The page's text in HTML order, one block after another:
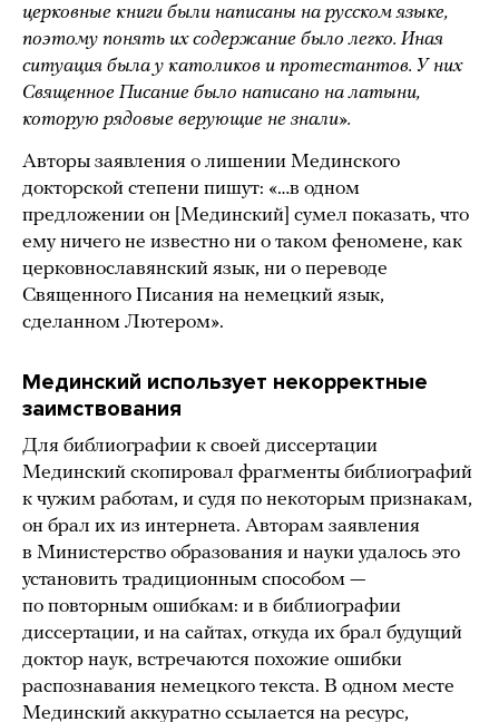
церковные книги были написаны на русском языке,
поэтому понять их содержание было легко. Иная
ситуация была у католиков и протестантов. У них
Священное Писание было написано на латыни,
которую рядовые верующие не знали».
Авторы заявления о лишении Мединского
докторской степени пишут: «…в одном
предложении он [Мединский] сумел показать, что
ему ничего не известно ни о таком феномене, как
церковнославянский язык, ни о переводе
Священного Писания на немецкий язык,
сделанном Лютером».
Мединский использует некорректные
заимствования
Для библиографии к своей диссертации
Мединский скопировал фрагменты библиографий
к чужим работам, и судя по некоторым признакам,
он брал их из интернета. Авторам заявления
в Министерство образования и науки удалось это
установить традиционным способом —
по повторным ошибкам: и в библиографии
диссертации, и на сайтах, откуда их брал будущий
доктор наук, встречаются похожие ошибки
распознавания немецкого текста. В одном месте
Мединский аккуратно ссылается на ресурс,